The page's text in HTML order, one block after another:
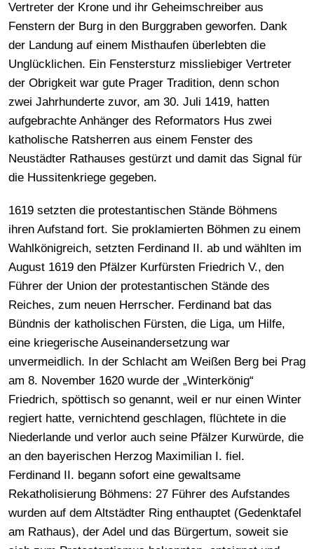
Vertreter der Krone und ihr Geheimschreiber aus
Fenstern der Burg in den Burggraben geworfen. Dank
der Landung auf einem Misthaufen überlebten die
Unglücklichen. Ein Fenstersturz missliebiger Vertreter
der Obrigkeit war gute Prager Tradition, denn schon
zwei Jahrhunderte zuvor, am 30. Juli 1419, hatten
aufgebrachte Anhänger des Reformators Hus zwei
katholische Ratsherren aus einem Fenster des
Neustädter Rathauses gestürzt und damit das Signal für
die Hussitenkriege gegeben.
1619 setzten die protestantischen Stände Böhmens
ihren Aufstand fort. Sie proklamierten Böhmen zu einem
Wahlkönigreich, setzten Ferdinand II. ab und wählten im
August 1619 den Pfälzer Kurfürsten Friedrich V., den
Führer der Union der protestantischen Stände des
Reiches, zum neuen Herrscher. Ferdinand bat das
Bündnis der katholischen Fürsten, die Liga, um Hilfe,
eine kriegerische Auseinandersetzung war
unvermeidlich. In der Schlacht am Weißen Berg bei Prag
am 8. November 1620 wurde der „Winterkönig“
Friedrich, spöttisch so genannt, weil er nur einen Winter
regiert hatte, vernichtend geschlagen, flüchtete in die
Niederlande und verlor auch seine Pfälzer Kurwürde, die
an den bayerischen Herzog Maximilian I. fiel.
Ferdinand II. begann sofort eine gewaltsame
Rekatholisierung Böhmens: 27 Führer des Aufstandes
wurden auf dem Altstädter Ring enthauptet (Gedenktafel
am Rathaus), der Adel und das Bürgertum, soweit sie